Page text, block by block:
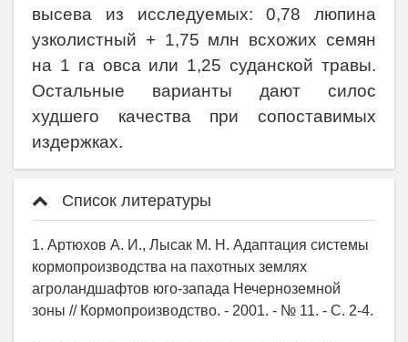
высева из исследуемых: 0,78 люпина
узколистный + 1,75 млн всхожих семян
на 1 га овса или 1,25 суданской травы.
Остальные варианты дают силос
худшего качества при сопоставимых
издержках.
Список литературы
1. Артюхов А. И., Лысак М. Н. Адаптация системы
кормопроизводства на пахотных землях
агроландшафтов юго-запада Нечерноземной
зоны // Кормопроизводство. - 2001. - № 11. - С. 2-4.